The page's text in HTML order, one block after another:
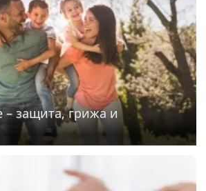
– защита, грижа и